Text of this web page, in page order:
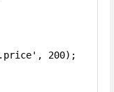
200);